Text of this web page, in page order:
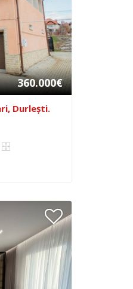
360.000€
Durlești.